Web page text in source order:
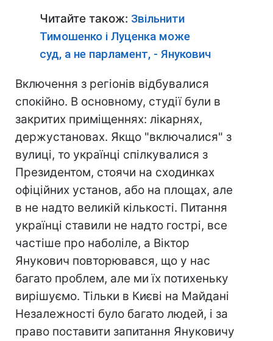
Читайте також: Звільнити
Тимошенко і Луценка може
суд, а не парламент, - Янукович
Включення з регіонів відбувалися
спокійно. В основному, студії були в
закритих приміщеннях: лікарнях,
держустановах. Якщо "включалися" з
вулиці, то українці спілкувалися з
Президентом, стоячи на сходинках
офіційних установ, або на площах, але
в не надто великій кількості. Питання
українці ставили не надто гострі, все
частіше про наболіле, а Віктор
Янукович повторювався, що у нас
багато проблем, але ми їх потихеньку
вирішуємо. Тільки в Києві на Майдані
Незалежності було багато людей, і за
право поставити запитання Януковичу